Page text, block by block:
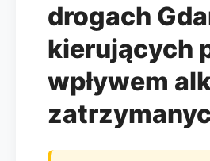
drogach
kierujących
wpływem